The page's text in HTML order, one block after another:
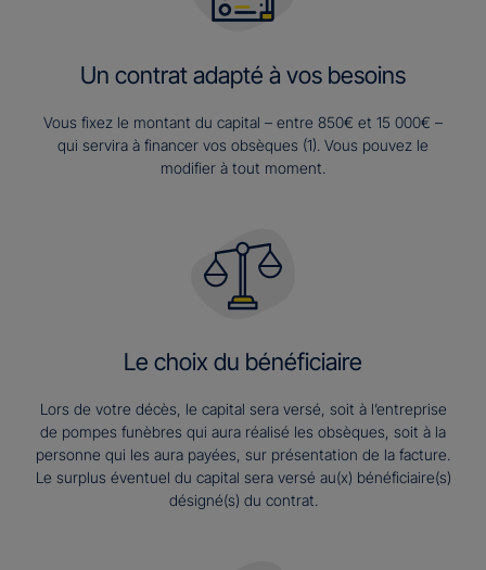
Un contrat adapté à vos besoins
Vous fixez le montant du capital – entre 850€ et 15 000€ –
qui servira à financer vos obsèques (1). Vous pouvez le
modifier à tout moment.
Le choix du bénéficiaire
Lors de votre décès, le capital sera versé, soit à l’entreprise
de pompes funèbres qui aura réalisé les obsèques, soit à la
personne qui les aura payées, sur présentation de la facture.
Le surplus éventuel du capital sera versé au(x) bénéficiaire(s)
désigné(s) du contrat.